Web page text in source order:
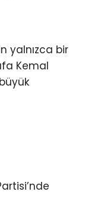
yalnızca bir
Kemal